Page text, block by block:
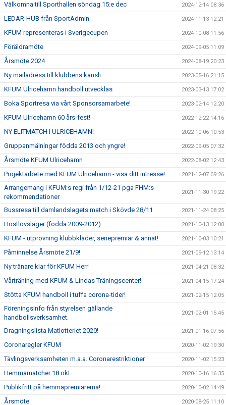
Välkomna till Sporthallen söndag 15:e dec 2024-12-14 08:36
LEDAR-HUB från SportAdmin 2024-11-13 12:21
KFUM representeras i Sverigecupen 2024-10-08 11:56
Föräldramöte 2024-09-05 11:09
Årsmöte 2024 2024-08-19 20:23
Ny mailadress till klubbens kansli 2023-05-16 21:15
KFUM Ulricehamn handboll utvecklas 2023-03-13 17:02
Boka Sportresa via vårt Sponsorsamarbete! 2023-02-14 12:20
KFUM Ulricehamn 60 års-fest! 2022-12-22 14:16
NY ELITMATCH I ULRICEHAMN! 2022-10-06 10:53
Gruppanmälningar födda 2013 och yngre! 2022-09-05 07:32
Årsmöte KFUM Ulricehamn 2022-08-02 12:43
Projektarbete med KFUM Ulricehamn - visa ditt intresse! 2021-12-07 09:26
Arrangemang i KFUM:s regi från 1/12-21 pga FHM:s
rekommendationer
2021-11-30 19:22
Bussresa till damlandslagets match i Skövde 28/11 2021-11-24 08:25
Höstlovsläger (födda 2009-2012) 2021-10-13 12:00
KFUM - utprovning klubbkläder, seriepremiär & annat! 2021-10-03 10:21
Påminnelse Årsmöte 21/9! 2021-09-12 13:14
Ny tränare klar för KFUM Herr 2021-04-21 08:32
Vårträning med KFUM & Lindas Träningscenter! 2021-04-15 17:24
Stötta KFUM handboll i tuffa corona-tider! 2021-02-15 12:05
Föreningsinfo från styrelsen gällande
handbollsverksamhet.
2021-02-01 15:45
Dragningslista Matlotteriet 2020! 2021-01-16 07:56
Coronaregler KFUM 2020-11-02 19:30
Tävlingsverksamheten m.a.a. Coronarestriktioner 2020-11-02 15:23
Hemmamatcher 18 okt 2020-10-16 16:35
Publikfritt på hemmapremiärerna! 2020-10-02 14:49
Årsmöte 2020-08-25 11:10